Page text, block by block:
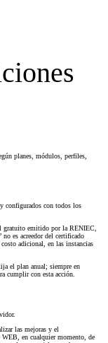
planes, módulos, perfiles,
configurados con todos los
gratuito emitido por la RENIEC,
es acreedor del certificado
adicional, en las instancias
el plan anual; siempre en
cumplir con esta acción.
las mejoras y el
en cualquier momento, de